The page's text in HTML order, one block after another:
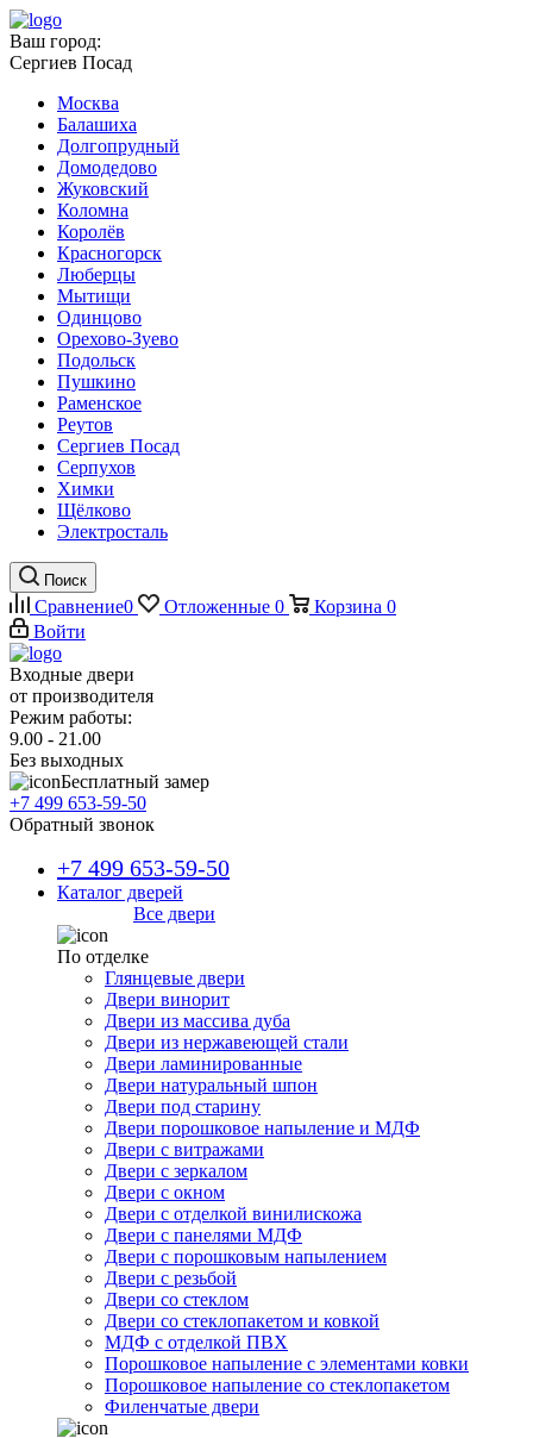
Ваш город:
Сергиев Посад
Москва
Балашиха
Долгопрудный
Домодедово
Жуковский
Коломна
Королёв
Красногорск
Люберцы
Мытищи
Одинцово
Орехово-Зуево
Подольск
Пушкино
Раменское
Реутов
Сергиев Посад
Серпухов
Химки
Щёлково
Электросталь
Поиск
Сравнение0 Отложенные 0 Корзина 0
Войти
Входные двери
от производителя
Режим работы:
9.00 - 21.00
Без выходных
Бесплатный замер
+7 499 653-59-50
Обратный звонок
+7 499 653-59-50
Каталог дверей
Все двери
По отделке
Глянцевые двери
Двери винорит
Двери из массива дуба
Двери из нержавеющей стали
Двери ламинированные
Двери натуральный шпон
Двери под старину
Двери порошковое напыление и МДФ
Двери с витражами
Двери с зеркалом
Двери с окном
Двери с отделкой винилискожа
Двери с панелями МДФ
Двери с порошковым напылением
Двери с резьбой
Двери со стеклом
Двери со стеклопакетом и ковкой
МДФ с отделкой ПВХ
Порошковое напыление с элементами ковки
Порошковое напыление со стеклопакетом
Филенчатые двери